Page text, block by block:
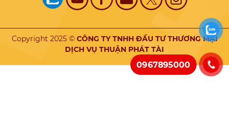
Copyright 2025 © CÔNG TY TNHH ĐẦU TƯ THƯƠNG MẠI
DỊCH VỤ THUẬN PHÁT TÀI
0967895000